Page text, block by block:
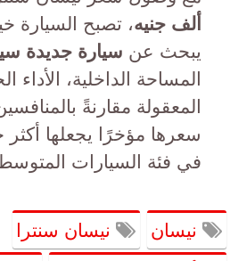
ألف جنيه، تصبح السيارة
يبحث عن سيارة جديدة
المساحة الداخلية، الأداء
المعقولة مقارنةً
سعرها مؤخرًا يجعلها أكثر
في فئة السيارات
نيسان نيسان سنترا